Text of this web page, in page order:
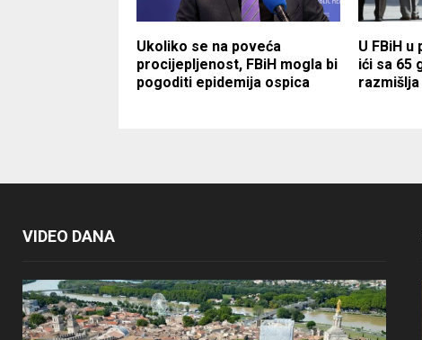
Ukoliko se na poveća
procijepljenost, FBiH mogla bi
pogoditi epidemija ospica
U FBiH u
ići sa 65
VIDEO DANA